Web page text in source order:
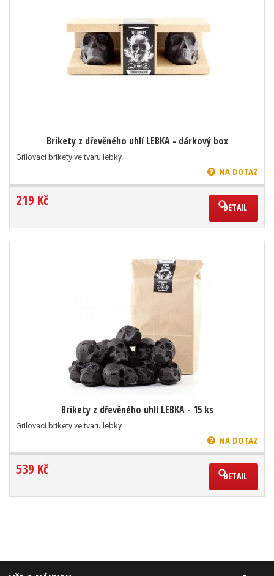
Brikety z dřevěného uhlí LEBKA - dárkový box
Grilovací brikety ve tvaru lebky.
NA DOTAZ
219 Kč DETAIL
Brikety z dřevěného uhlí LEBKA - 15 ks
Grilovací brikety ve tvaru lebky.
NA DOTAZ
539 Kč DETAIL